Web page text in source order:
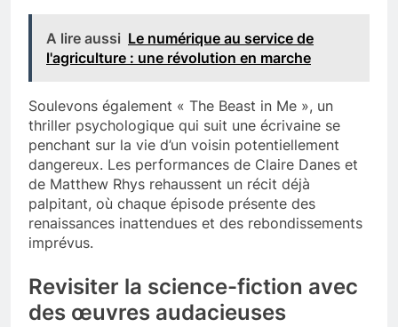
A lire aussi Le numérique au service de
l'agriculture : une révolution en marche
Soulevons également « The Beast in Me », un
thriller psychologique qui suit une écrivaine se
penchant sur la vie d’un voisin potentiellement
dangereux. Les performances de Claire Danes et
de Matthew Rhys rehaussent un récit déjà
palpitant, où chaque épisode présente des
renaissances inattendues et des rebondissements
imprévus.
Revisiter la science-fiction avec
des œuvres audacieuses